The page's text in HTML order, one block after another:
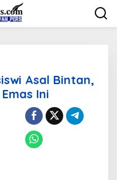
Asal Bintan,
Ini